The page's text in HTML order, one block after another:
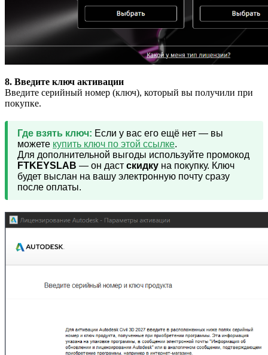
8. Введите ключ активации
Введите серийный номер (ключ), который вы получили при
покупке.
Где взять ключ: Если у вас его ещё нет — вы
можете купить ключ по этой ссылке.
Для дополнительной выгоды используйте промокод
FTKEYSLAB — он даст скидку на покупку. Ключ
будет выслан на вашу электронную почту сразу
после оплаты.